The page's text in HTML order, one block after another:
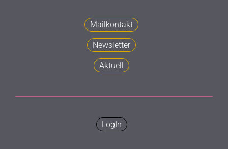
Mailkontakt
Newsletter
Aktuell
LogIn